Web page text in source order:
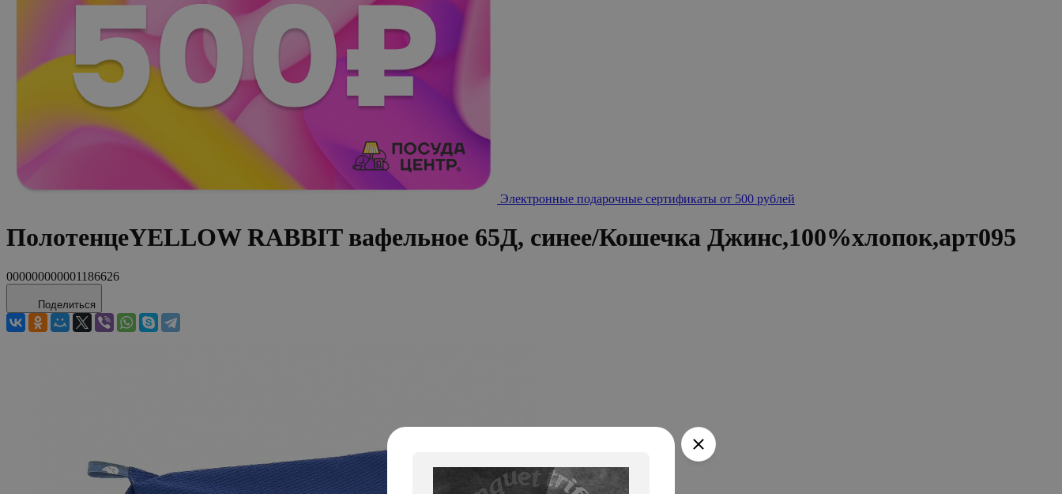
Электронные подарочные сертификаты от 500 рублей
ПолотенцеYELLOW RABBIT вафельное 65Д, синее/Кошечка Джинс,100%хлопок,арт095
000000000001186626
Поделиться